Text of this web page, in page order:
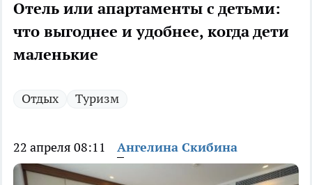
Отель или апартаменты с детьми:
что выгоднее и удобнее, когда дети
маленькие
Отдых Туризм
22 апреля 08:11 Ангелина Скибина